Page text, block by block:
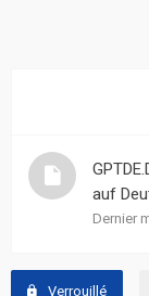
auf
Dernier
Verrouillé